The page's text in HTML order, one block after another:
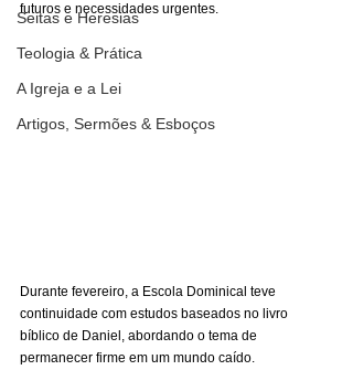
Seitas e Heresias
Teologia & Prática
A Igreja e a Lei
Artigos, Sermões & Esboços
futuros e necessidades urgentes.
Durante fevereiro, a Escola Dominical teve
continuidade com estudos baseados no livro
bíblico de Daniel, abordando o tema de
permanecer firme em um mundo caído.